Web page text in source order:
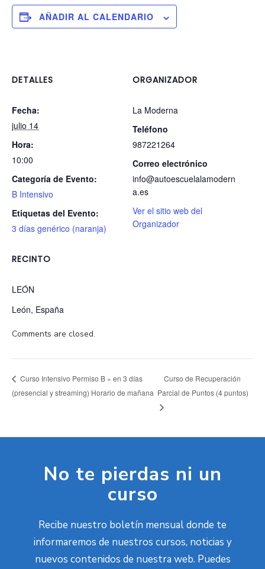
AÑADIR AL CALENDARIO
DETALLES
Fecha:
julio 14
Hora:
10:00
Categoría de Evento:
B Intensivo
Etiquetas del Evento:
3 días genérico (naranja)
RECINTO
LEÓN
León, España
ORGANIZADOR
La Moderna
Teléfono
987221264
Correo electrónico
info@autoescuelalamodern
a.es
Ver el sitio web del
Organizador
Comments are closed.
Curso Intensivo Permiso B » en 3 días
(presencial y streaming) Horario de mañana
Curso de Recuperación
Parcial de Puntos (4 puntos)
No te pierdas ni un
curso
Recibe nuestro boletín mensual donde te
informaremos de nuestros cursos, noticias y
nuevos contenidos de nuestra web. Puedes